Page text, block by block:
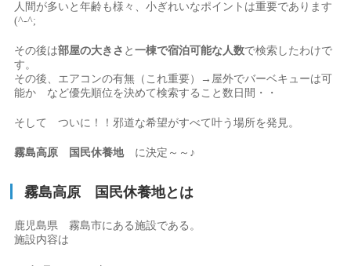
人間が多いと年齢も様々、小ぎれいなポイントは重要であります
(^-^;
その後は部屋の大きさ と一棟で宿泊可能な人数で検索したわけで
す。
その後、エアコンの有無（これ重要）→屋外でバーベキューは可
能か など優先順位を決めて検索すること数日間・・
そして ついに！！邪道な希望がすべて叶う場所を発見。
霧島高原 国民休養地に決定～～♪
霧島高原 国民休養地とは
鹿児島県 霧島市にある施設である。
施設内容は